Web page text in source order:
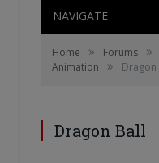
NAVIGATE
Home » Forums »
Animation
» Dragon
Dragon Ball